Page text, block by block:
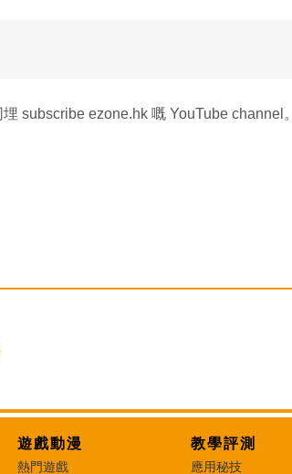
subscribe ezone.hk 嘅 YouTube channel。
遊戲動漫
熱門遊戲
教學評測
應用秘技